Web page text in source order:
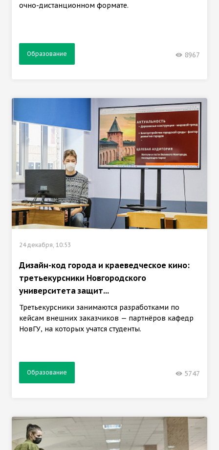
очно-дистанционном формате.
Образование 8967
24 декабря, 10:53
Дизайн-код города и краеведческое кино:
третьекурсники Новгородского
университета защит...
Третьекурсники занимаются разработками по
кейсам внешних заказчиков — партнёров кафедр
НовГУ, на которых учатся студенты.
Образование 5747